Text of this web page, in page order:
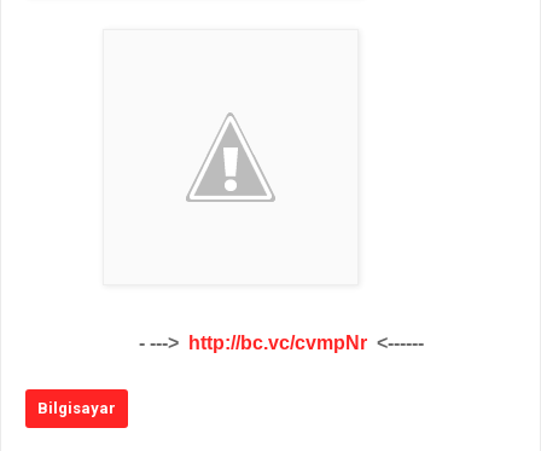
- ---> http://bc.vc/cvmpNr <------
Bilgisayar